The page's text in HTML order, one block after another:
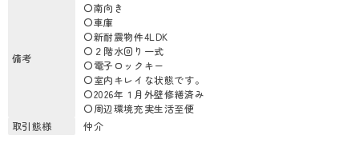
備考
〇南向き
〇車庫
〇新耐震物件4LDK
〇２階水回り一式
〇電子ロックキー
〇室内キレイな状態です。
〇2026年１月外壁修繕済み
〇周辺環境充実生活至便
取引態様
仲介